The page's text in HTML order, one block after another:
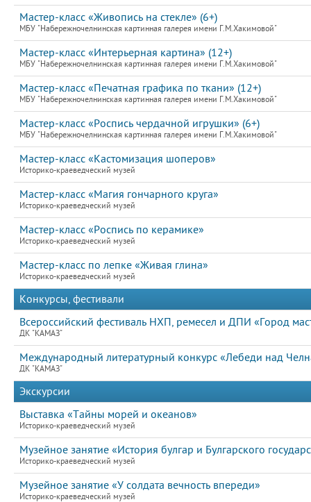
Мастер-класс «Живопись на стекле» (6+)
МБУ "Набережночелнинская картинная галерея имени Г.М.Хакимовой"
Мастер-класс «Интерьерная картина» (12+)
МБУ "Набережночелнинская картинная галерея имени Г.М.Хакимовой"
Мастер-класс «Печатная графика по ткани» (12+)
МБУ "Набережночелнинская картинная галерея имени Г.М.Хакимовой"
Мастер-класс «Роспись чердачной игрушки» (6+)
МБУ "Набережночелнинская картинная галерея имени Г.М.Хакимовой"
Мастер-класс «Кастомизация шоперов»
Историко-краеведческий музей
Мастер-класс «Магия гончарного круга»
Историко-краеведческий музей
Мастер-класс «Роспись по керамике»
Историко-краеведческий музей
Мастер-класс по лепке «Живая глина»
Историко-краеведческий музей
Конкурсы, фестивали
Всероссийский фестиваль НХП, ремесел и ДПИ «Город
ДК "КАМАЗ"
Международный литературный конкурс «Лебеди над
ДК "КАМАЗ"
Экскурсии
Выставка «Тайны морей и океанов»
Историко-краеведческий музей
Музейное занятие «История булгар и Булгарского
Историко-краеведческий музей
Музейное занятие «У солдата вечность впереди»
Историко-краеведческий музей